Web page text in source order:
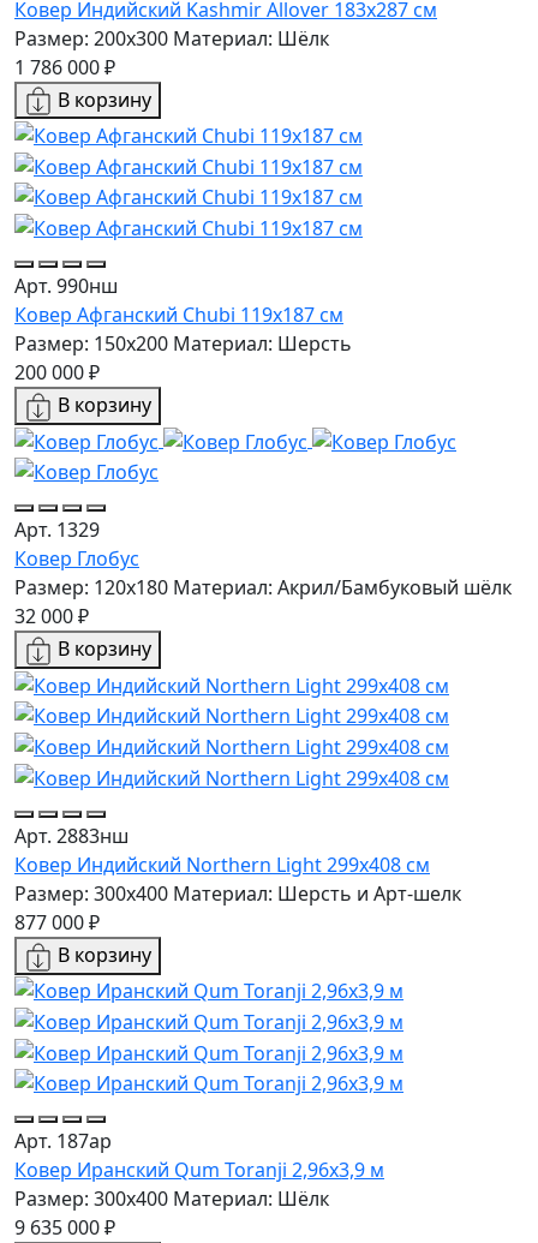
Ковер Индийский Kashmir Allover 183x287 см
Размер: 200x300 Материал: Шёлк
1 786 000 ₽
В корзину
Арт. 990нш
Ковер Афганский Chubi 119x187 см
Размер: 150x200 Материал: Шерсть
200 000 ₽
В корзину
Арт. 1329
Ковер Глобус
Размер: 120x180 Материал: Акрил/Бамбуковый шёлк
32 000 ₽
В корзину
Арт. 2883нш
Ковер Индийский Northern Light 299x408 см
Размер: 300x400 Материал: Шерсть и Арт-шелк
877 000 ₽
В корзину
Арт. 187ар
Ковер Иранский Qum Toranji 2,96x3,9 м
Размер: 300x400 Материал: Шёлк
9 635 000 ₽